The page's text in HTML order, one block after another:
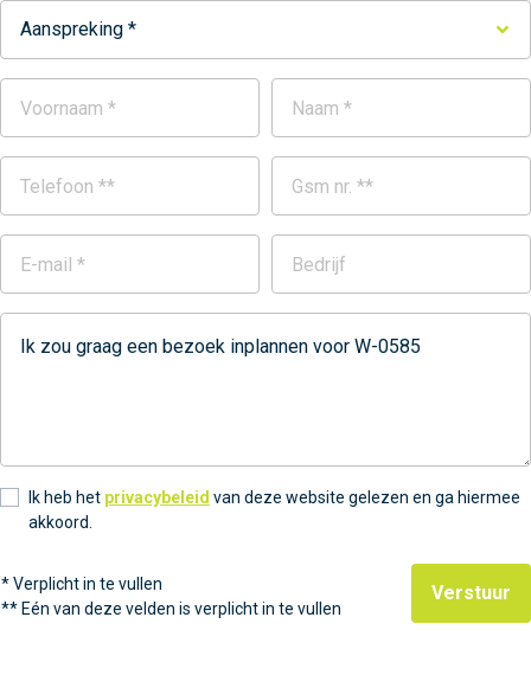
Aanspreking *
Ik heb het privacybeleid van deze website gelezen en ga hiermee
akkoord.
*Verplicht in te vullen
** Eén van deze velden is verplicht in te vullen
Verstuur